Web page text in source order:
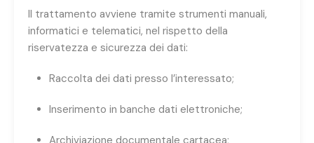
Il trattamento avviene tramite strumenti manuali,
informatici e telematici, nel rispetto della
riservatezza e sicurezza dei dati:
Raccolta dei dati presso l’interessato;
Inserimento in banche dati elettroniche;
Archiviazione documentale cartacea;